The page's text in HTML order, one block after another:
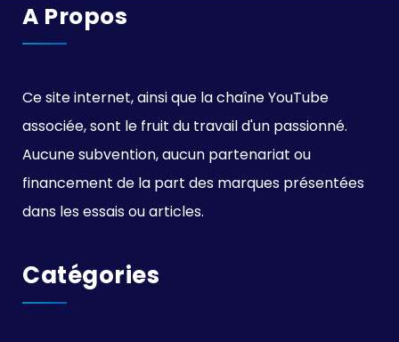
A Propos
Ce site internet, ainsi que la chaîne YouTube
associée, sont le fruit du travail d'un passionné.
Aucune subvention, aucun partenariat ou
financement de la part des marques présentées
dans les essais ou articles.
Catégories